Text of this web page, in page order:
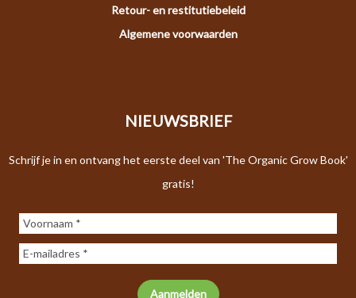
Retour- en restitutiebeleid
Algemene voorwaarden
NIEUWSBRIEF
Schrijf je in en ontvang het eerste deel van 'The Organic Grow Book'
gratis!